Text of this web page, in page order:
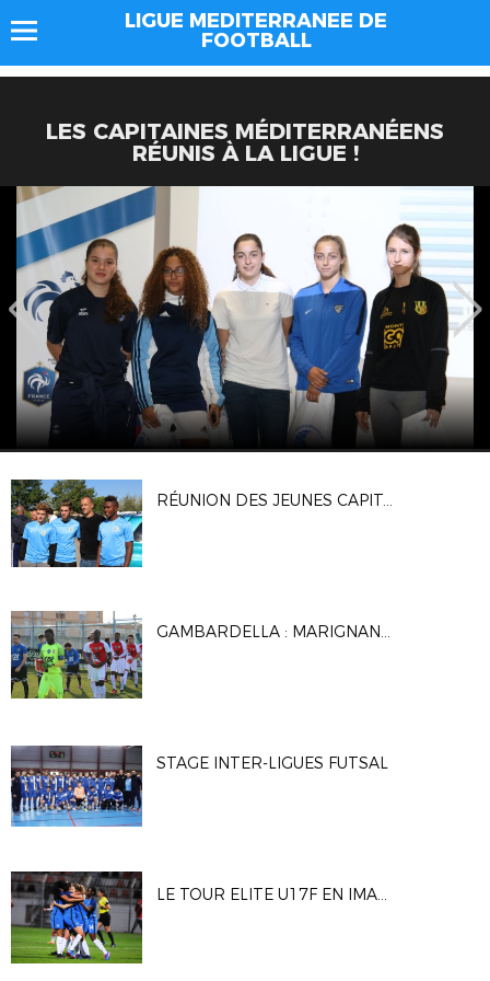
LIGUE MEDITERRANEE DE
FOOTBALL
LES CAPITAINES MÉDITERRANÉENS
RÉUNIS À LA LIGUE !
RÉUNION DES JEUNES CAPITAINES MÉDITERRANÉENS
GAMBARDELLA : MARIGNANE GIGNAC FC / AS MONACO
STAGE INTER-LIGUES FUTSAL
LE TOUR ELITE U17F EN IMAGES